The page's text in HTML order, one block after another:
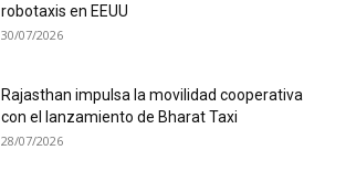
robotaxis en EEUU
30/07/2026
Rajasthan impulsa la movilidad cooperativa
con el lanzamiento de Bharat Taxi
28/07/2026